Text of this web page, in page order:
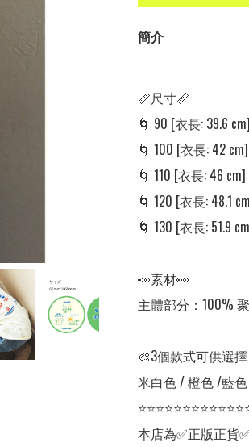
簡介
📏尺寸📏
🌀 90 [衣長: 39.6 cm]
🌀 100 [衣長: 42 cm]
🌀 110 [衣長: 46 cm]
🌀 120 [衣長: 48.1
🌀 130 [衣長: 51.9
👀素材👀
主體部分：100%
🎨3個款式可供選
米白色 / 橙色 /藍色
本店為✅正版正貨